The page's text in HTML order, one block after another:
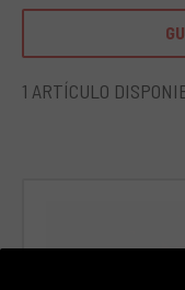
Ideal para fotógrafos
Panasonic DMC-G2
escenarios
hasta la de retratos.
viajar, permitiéndote
1 ARTÍCULO